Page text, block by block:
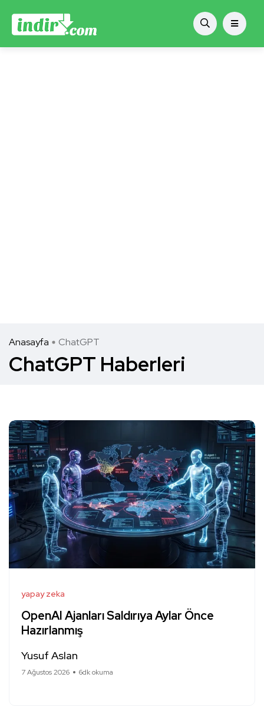
Anasayfa ChatGPT
ChatGPT Haberleri
yapay zeka
OpenAI Ajanları Saldırıya Aylar Önce
Hazırlanmış
Yusuf Aslan
7 Ağustos 2026 6dk okuma